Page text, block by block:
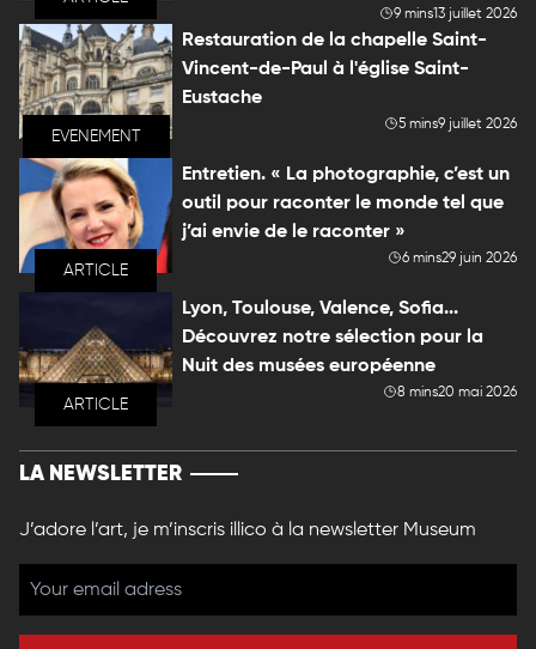
9 mins13 juillet 2026
EVENEMENT
Restauration de la chapelle Saint-
Vincent-de-Paul à l'église Saint-
Eustache
5 mins9 juillet 2026
ARTICLE
Entretien. « La photographie, c’est un
outil pour raconter le monde tel que
j’ai envie de le raconter »
6 mins29 juin 2026
ARTICLE
Lyon, Toulouse, Valence, Sofia...
Découvrez notre sélection pour la
Nuit des musées européenne
8 mins20 mai 2026
LA NEWSLETTER
J’adore l’art, je m’inscris illico à la newsletter Museum